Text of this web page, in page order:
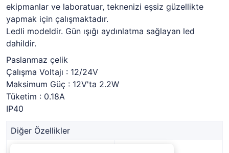
ekipmanlar ve laboratuar, teknenizi eşsiz güzellikte
yapmak için çalışmaktadır.
Ledli modeldir. Gün ışığı aydınlatma sağlayan led
dahildir.
Paslanmaz çelik
Çalışma Voltajı : 12/24V
Maksimum Güç : 12V'ta 2.2W
Tüketim : 0.18A
IP40
Diğer Özellikler